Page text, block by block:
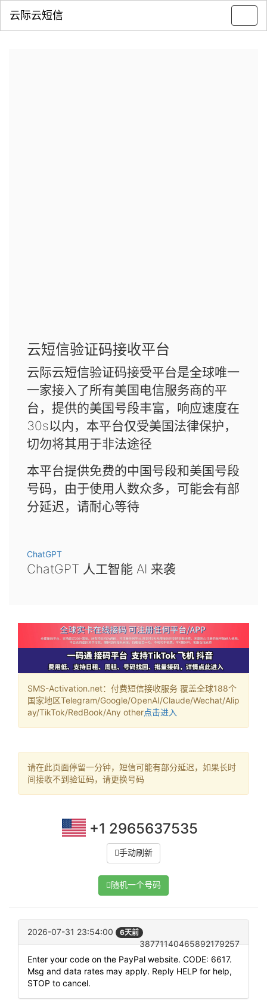
云际云短信
云短信验证码接收平台
云际云短信验证码接受平台是全球唯一
一家接入了所有美国电信服务商的平
台，提供的美国号段丰富，响应速度在
30s以内，本平台仅受美国法律保护，
切勿将其用于非法途径
本平台提供免费的中国号段和美国号段
号码，由于使用人数众多，可能会有部
分延迟，请耐心等待
ChatGPT
ChatGPT 人工智能 AI 来袭
SMS-Activation.net：付费短信接收服务 覆盖全球188个
国家地区Telegram/Google/OpenAI/Claude/Wechat/Alip
ay/TikTok/RedBook/Any other点击进入
请在此页面停留一分钟，短信可能有部分延迟，如果长时
间接收不到验证码，请更换号码
+1 2965637535
手动刷新
随机一个号码
2026-07-31 23:54:00 6天前
38771140465892179257
Enter your code on the PayPal website. CODE: 6617.
Msg and data rates may apply. Reply HELP for help,
STOP to cancel.